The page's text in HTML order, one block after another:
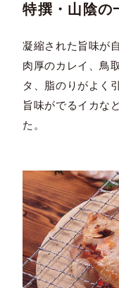
特撰・山陰の
凝縮された旨味が
肉厚のカレイ、鳥
タ、脂のりがよく
旨味がでるイカな
た。